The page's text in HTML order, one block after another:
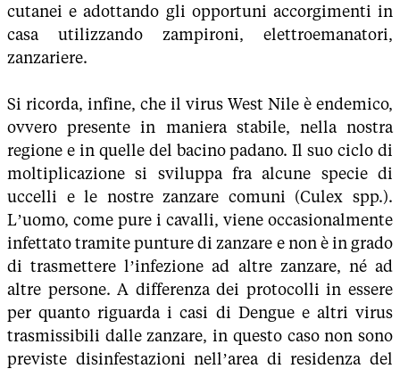
cutanei e adottando gli opportuni accorgimenti in
casa utilizzando zampironi, elettroemanatori,
zanzariere.
Si ricorda, infine, che il virus West Nile è endemico,
ovvero presente in maniera stabile, nella nostra
regione e in quelle del bacino padano. Il suo ciclo di
moltiplicazione si sviluppa fra alcune specie di
uccelli e le nostre zanzare comuni (Culex spp.).
L’uomo, come pure i cavalli, viene occasionalmente
infettato tramite punture di zanzare e non è in grado
di trasmettere l’infezione ad altre zanzare, né ad
altre persone. A differenza dei protocolli in essere
per quanto riguarda i casi di Dengue e altri virus
trasmissibili dalle zanzare, in questo caso non sono
previste disinfestazioni nell’area di residenza del